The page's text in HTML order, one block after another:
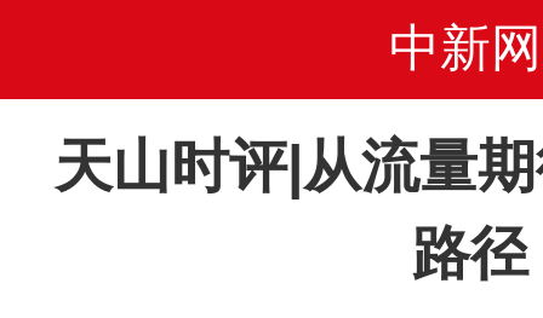
中新网
天山时评|从流量
路径